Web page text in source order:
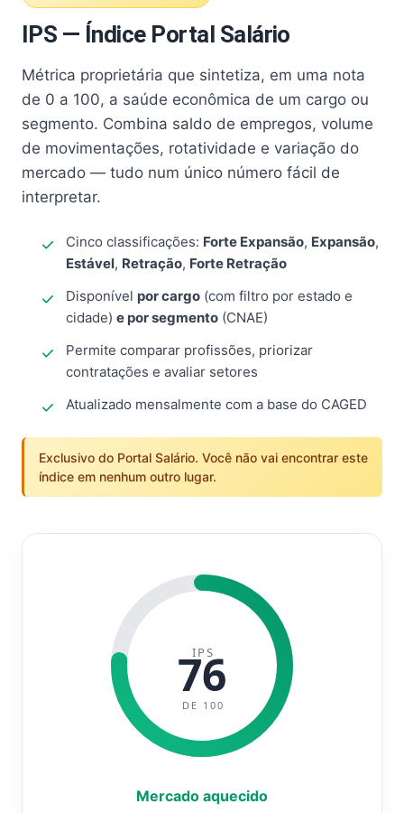
IPS — Índice Portal Salário
Métrica proprietária que sintetiza, em uma nota
de 0 a 100, a saúde econômica de um cargo ou
segmento. Combina saldo de empregos, volume
de movimentações, rotatividade e variação do
mercado — tudo num único número fácil de
interpretar.
Cinco classificações: Forte Expansão, Expansão,
Estável, Retração, Forte Retração
Disponível por cargo (com filtro por estado e
cidade) e por segmento (CNAE)
Permite comparar profissões, priorizar
contratações e avaliar setores
Atualizado mensalmente com a base do CAGED
Exclusivo do Portal Salário. Você não vai encontrar este
índice em nenhum outro lugar.
IPS
76
DE 100
Mercado aquecido